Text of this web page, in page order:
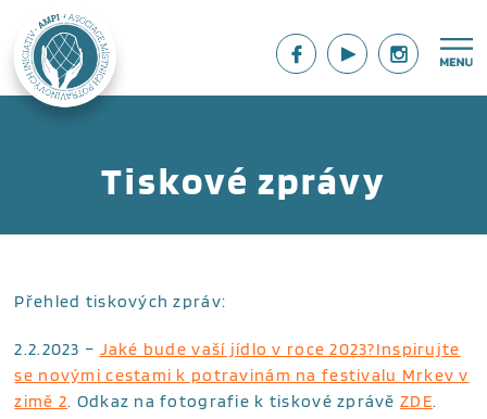
Tiskové zprávy
Přehled tiskových zpráv:
2.2.2023 – Jaké bude vaší jídlo v roce 2023?Inspirujte
se novými cestami k potravinám na festivalu Mrkev v
zimě 2. Odkaz na fotografie k tiskové zprávěZDE.